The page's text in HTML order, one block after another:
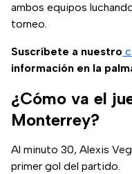
ambos equipos
torneo.
Suscríbete a nuestro
información en la
¿Cómo va el
Monterrey?
Al minuto 30, Alexis
primer gol del partido.